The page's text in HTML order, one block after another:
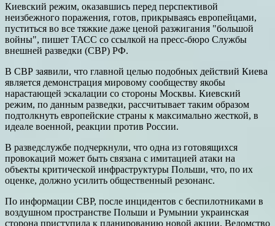
Киевский режим, оказавшись перед перспективой
неизбежного поражения, готов, прикрываясь европейцами,
пуститься во все тяжкие даже ценой разжигания "большой
войны", пишет ТАСС со ссылкой на пресс-бюро Службы
внешней разведки (СВР) РФ.
В СВР заявили, что главной целью подобных действий Киева
является демонстрация мировому сообществу якобы
нарастающей эскалации со стороны Москвы. Киевский
режим, по данным разведки, рассчитывает таким образом
подтолкнуть европейские страны к максимально жесткой, в
идеале военной, реакции против России.
В разведслужбе подчеркнули, что одна из готовящихся
провокаций может быть связана с имитацией атаки на
объекты критической инфраструктуры Польши, что, по их
оценке, должно усилить общественный резонанс.
По информации СВР, после инцидентов с беспилотниками в
воздушном пространстве Польши и Румынии украинская
сторона приступила к планированию новой акции. Ведомство